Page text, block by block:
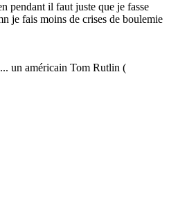
pendant il faut juste que je fasse
je fais moins de crises de boulemie
un américain Tom Rutlin (